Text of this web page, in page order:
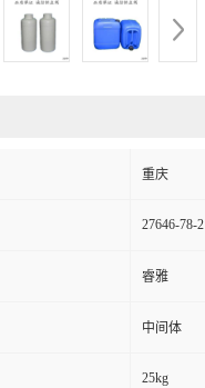
重庆
27646-78-2
睿雅
中间体
25kg